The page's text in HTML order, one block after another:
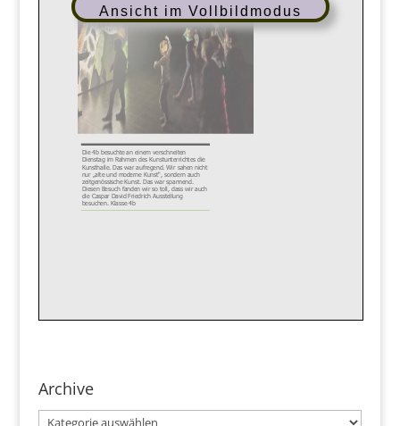
Ansicht im Vollbildmodus
Archive
Archive